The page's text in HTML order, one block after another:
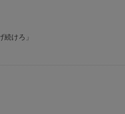
けろ」